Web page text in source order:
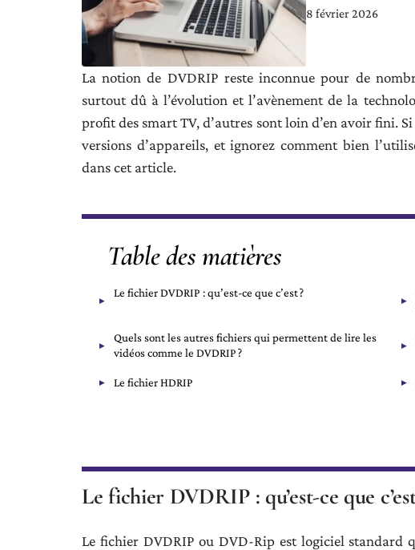
8 février 2026
La notion de DVDRIP reste inconnue pour de
surtout dû à l’évolution et l’avènement de la
profit des smart TV, d’autres sont loin d’en avoir fini.
versions d’appareils, et ignorez comment bien
dans cet article.
Table des matières
Le fichier DVDRIP : qu’est-ce que c’est ?
Quels sont les autres fichiers qui permettent de lire les
vidéos comme le DVDRIP ?
Le fichier HDRIP
Le fichier DVDRIP : qu’est-ce que
Le fichier DVDRIP ou DVD-Rip est logiciel standard